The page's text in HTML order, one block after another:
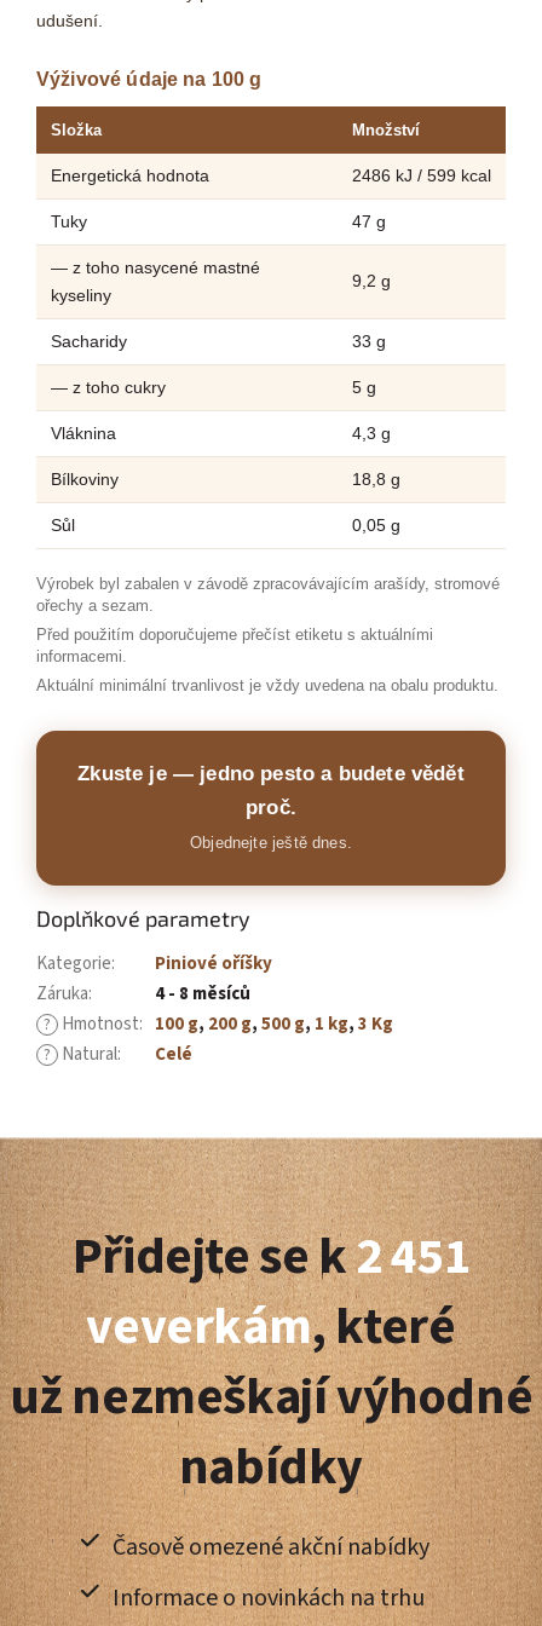
udušení.
Výživové údaje na 100 g
Složka Množství
Energetická hodnota 2486 kJ / 599 kcal
Tuky 47 g
— z toho nasycené mastné
kyseliny
9,2 g
Sacharidy 33 g
— z toho cukry 5 g
Vláknina 4,3 g
Bílkoviny 18,8 g
Sůl 0,05 g
Výrobek byl zabalen v závodě zpracovávajícím arašídy, stromové
ořechy a sezam.
Před použitím doporučujeme přečíst etiketu s aktuálními
informacemi.
Aktuální minimální trvanlivost je vždy uvedena na obalu produktu.
Zkuste je — jedno pesto a budete vědět
proč.
Objednejte ještě dnes.
Doplňkové parametry
Kategorie:
Piniové oříšky
Záruka: 4 - 8 měsíců
? Hmotnost: 100 g, 200 g,500 g, 1 kg,3 Kg
? Natural: Celé
Z
á
p
a
t
í
Přidejte se k2 451
veverkám, které
už nezmeškají výhodné
nabídky
Časově omezené akční nabídky
Informace o novinkách na trhu